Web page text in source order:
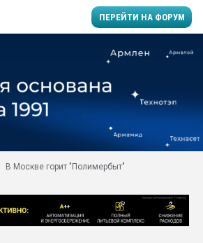
ПЕРЕЙТИ НА ФОРУМ
производство SPC
заводу пластмасс"
Помощь в подборе
Вакуум-формовочные
ближайшее
Подмосковье, Москва
В Москве горит "Полимербыт"